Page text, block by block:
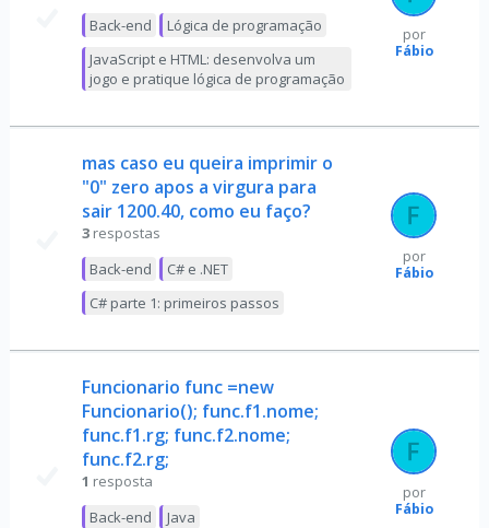
Back-end
Lógica de programação
JavaScript e HTML: desenvolva um
jogo e pratique lógica de programação
por
Fábio
mas caso eu queira imprimir o
"0" zero apos a virgura para
sair 1200.40, como eu faço?
3 respostas
Back-end
C# e .NET
C# parte 1: primeiros passos
por
Fábio
Funcionario func =new
Funcionario(); func.f1.nome;
func.f1.rg; func.f2.nome;
func.f2.rg;
1 resposta
Back-end
Java
por
Fábio